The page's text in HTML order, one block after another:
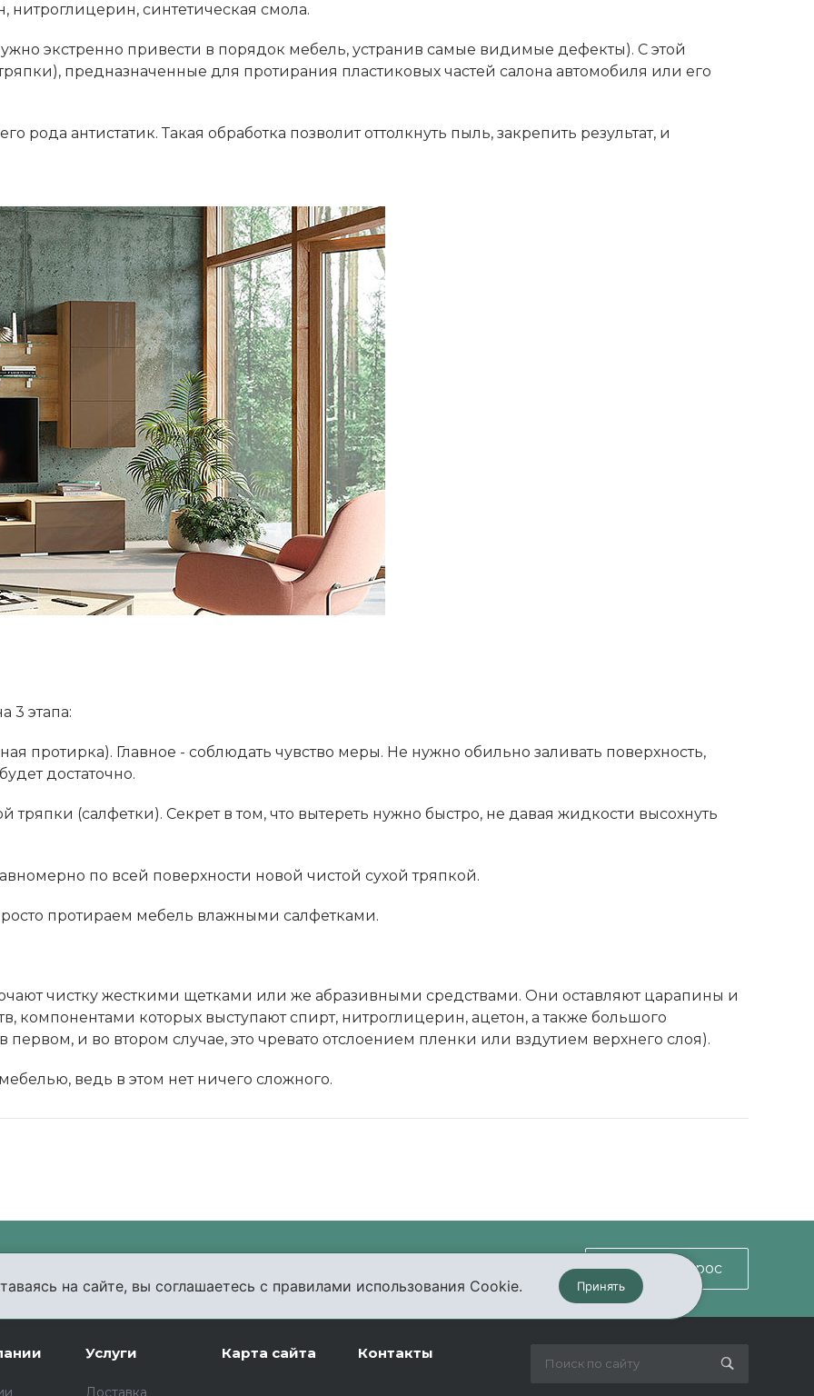
синтетическая смола.
экстренно привести в порядок мебель, устранив самые видимые дефекты). С этой
предназначенные для протирания пластиковых частей салона автомобиля или его
рода антистатик. Такая обработка позволит оттолкнуть пыль, закрепить результат, и
3 этапа:
протирка). Главное - соблюдать чувство меры. Не нужно обильно заливать поверхность,
достаточно.
(салфетки). Секрет в том, что вытереть нужно быстро, не давая жидкости высохнуть
по всей поверхности новой чистой сухой тряпкой.
протираем мебель влажными салфетками.
чистку жесткими щетками или же абразивными средствами. Они оставляют царапины и
компонентами которых выступают спирт, нитроглицерин, ацетон, а также большого
и во втором случае, это чревато отслоением пленки или вздутием верхнего слоя).
ведь в этом нет ничего сложного.
Задать вопрос
Услуги
Доставка
Карта сайта Контакты
на сайте, вы соглашаетесь с правилами использования Cookie. Принять